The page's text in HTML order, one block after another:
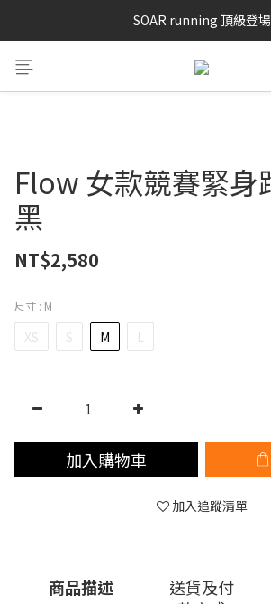
SAYSKY 26'春夏兩件85折
SOAR running 頂級登場
加入LINE好友 再領100購物金
Flow 女款競賽緊身
黑
NT$2,580
尺寸 : M
XS S M L
加入購物車
加入追蹤清單
商品描述
送貨及付